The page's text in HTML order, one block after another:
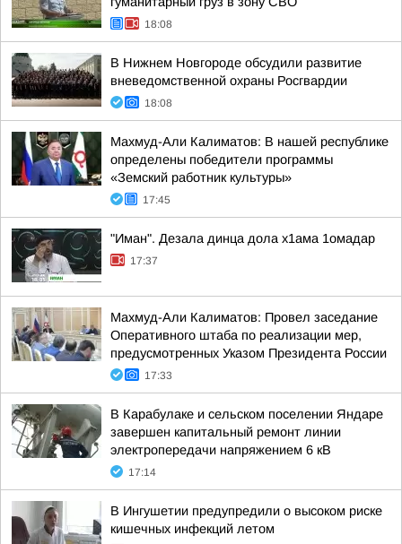
18:08
В Нижнем Новгороде обсудили развитие
вневедомственной охраны Росгвардии
18:08
Махмуд-Али Калиматов: В нашей республике
определены победители программы
«Земский работник культуры»
17:45
"Иман". Дезала динца дола х1ама 1омадар
17:37
Махмуд-Али Калиматов: Провел заседание
Оперативного штаба по реализации мер,
предусмотренных Указом Президента России
17:33
В Карабулаке и сельском поселении Яндаре
завершен капитальный ремонт линии
электропередачи напряжением 6 кВ
17:14
В Ингушетии предупредили о высоком риске
кишечных инфекций летом